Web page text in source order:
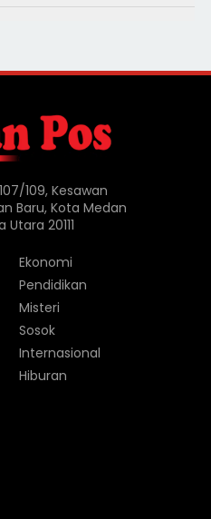
109, Kesawan
Baru, Kota Medan
20111
Ekonomi
Pendidikan
Misteri
Sosok
Internasional
Hiburan